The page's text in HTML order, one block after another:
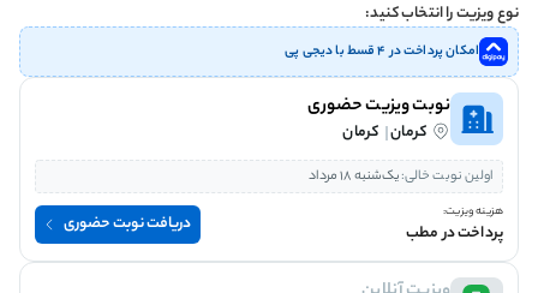
نوع ویزیت را انتخاب کنید:
امکان پرداخت در ۴ قسط با دیجی پی
نوبت ویزیت حضوری
کرمان کرمان
اولین نوبت خالی:یک‌شنبه 18 مرداد
هزینه ویزیت:
پرداخت در مطب دریافت نوبت حضوری